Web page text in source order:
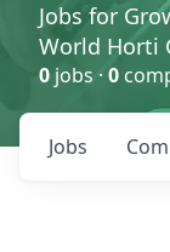
Jobs for
World Horti
0 jobs · 0
Jobs